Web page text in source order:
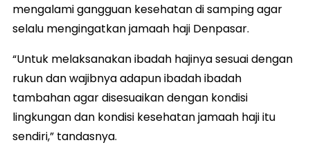
mengalami gangguan kesehatan di samping agar
selalu mengingatkan jamaah haji Denpasar.
“Untuk melaksanakan ibadah hajinya sesuai dengan
rukun dan wajibnya adapun ibadah ibadah
tambahan agar disesuaikan dengan kondisi
lingkungan dan kondisi kesehatan jamaah haji itu
sendiri,” tandasnya.